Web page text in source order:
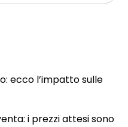
ecco l’impatto sulle
i prezzi attesi sono